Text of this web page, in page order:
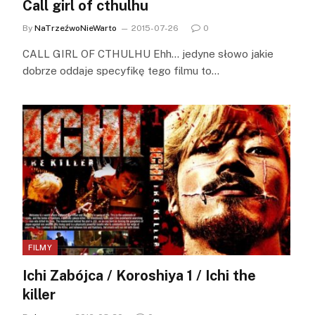
Call girl of cthulhu
By NaTrzeźwoNieWarto 2015-07-26 0
CALL GIRL OF CTHULHU Ehh… jedyne słowo jakie
dobrze oddaje specyfikę tego filmu to…
FILMY
Ichi Zabójca / Koroshiya 1 / Ichi the
killer